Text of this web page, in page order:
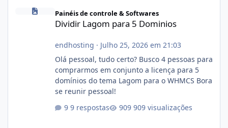
Dividir Lagom para 5 Dominios
Painéis de controle & Softwares
Dividir Lagom para 5 Dominios
endhosting · Julho 25, 2026 em 21:03
Olá pessoal, tudo certo? Busco 4 pessoas para
comprarmos em conjunto a licença para 5
domínios do tema Lagom para o WHMCS Bora
se reunir pessoal!
9 respostas
909 visualizações